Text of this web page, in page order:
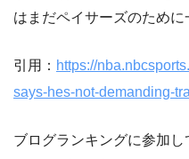
はまだペイサーズのために
引用： https://
says-hes-not-demanding-
ブログランキングに参加し